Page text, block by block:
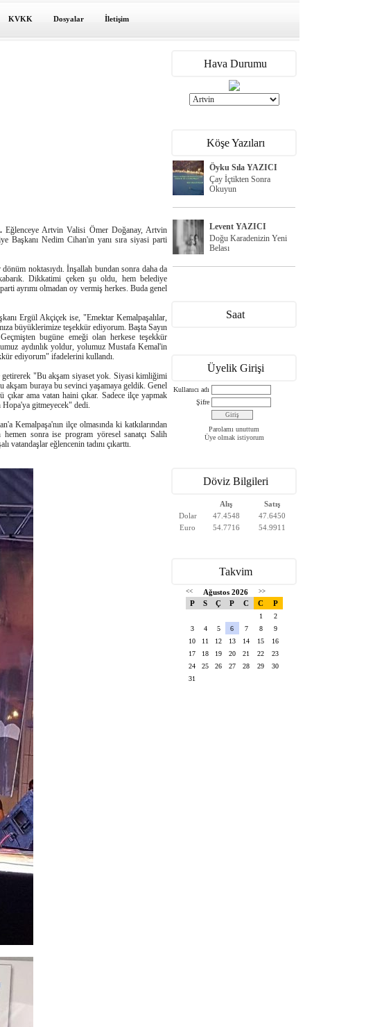
KVKK Dosyalar İletişim
Eğlenceye Artvin Valisi Ömer Doğanay, Artvin
Başkanı Nedim Cihan'ın yanı sıra siyasi parti
noktasıydı. İnşallah bundan sonra daha da
Dikkatimi çeken şu oldu, hem belediye
ayrımı olmadan oy vermiş herkes. Buda genel
Ergül Akçiçek ise, "Emektar Kemalpaşalılar,
büyüklerimize teşekkür ediyorum. Başta Sayın
bugüne emeği olan herkese teşekkür
aydınlık yoldur, yolumuz Mustafa Kemal'in
ediyorum" ifadelerini kullandı.
"Bu akşam siyaset yok. Siyasi kimliğimi
akşam buraya bu sevinci yaşamaya geldik. Genel
çıkar ama vatan haini çıkar. Sadece ilçe yapmak
Hopa'ya gitmeyecek" dedi.
Kemalpaşa'nın ilçe olmasında ki katkılarından
sonra ise program yöresel sanatçı Salih
eğlencenin tadını çıkarttı.
Hava Durumu
Köşe Yazıları
Öyku Sıla YAZICI
Çay İçtikten Sonra
Okuyun
Levent YAZICI
Doğu Karadenizin Yeni
Belası
Saat
Üyelik Girişi
Kullanıcı adı
Şifre
Parolamı unuttum
Üye olmak istiyorum
Döviz Bilgileri
Alış
Satış
Dolar
47.4548
47.6450
Euro
54.7716 54.9911
Takvim
<< Ağustos 2026 >>
P S Ç P C C P
1
2
3
4 5 6 7 8
9
10
11 12 13 14 15
16
17
18 19 20 21 22
23
24
25 26 27 28 29
30
31